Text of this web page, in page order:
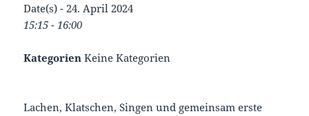
Date(s) - 24. April 2024
15:15 - 16:00
Kategorien Keine Kategorien
Lachen, Klatschen, Singen und gemeinsam erste